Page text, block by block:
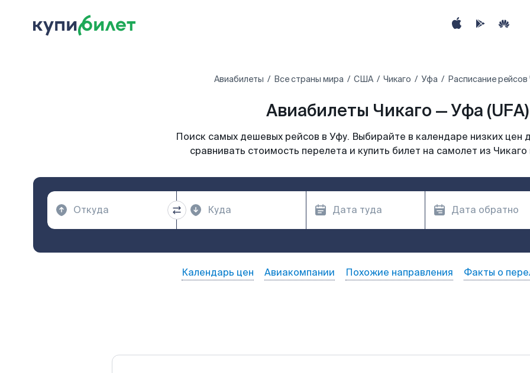
Авиабилеты Все страны мира США Чикаго Уфа Расписание
Авиабилеты Чикаго — Уфа (UFA)
Поиск самых дешевых рейсов в Уфу. Выбирайте в календаре низких цен
сравнивать стоимость перелета и купить билет на самолет из
Календарь цен Авиакомпании Похожие направления Факты о